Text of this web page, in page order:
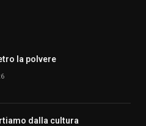
la polvere
dalla cultura